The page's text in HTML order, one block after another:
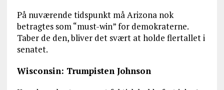
På nuværende tidspunkt må Arizona nok
betragtes som “must-win” for demokraterne.
Taber de den, bliver det svært at holde flertallet i
senatet.
Wisconsin: Trumpisten Johnson